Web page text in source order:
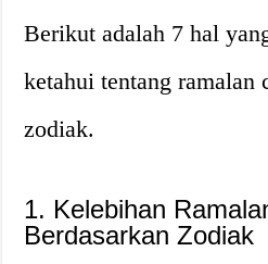
Berikut adalah 7 hal
ketahui tentang ramalan
zodiak.
1. Kelebihan
Berdasarkan Zodiak